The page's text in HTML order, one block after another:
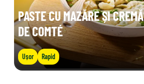
PASTE CU MAZĂRE ȘI CREMĂ
DE COMTÉ
Ușor Rapid